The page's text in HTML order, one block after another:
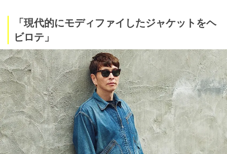
「現代的にモディファイしたジャケットをヘ
ビロテ」